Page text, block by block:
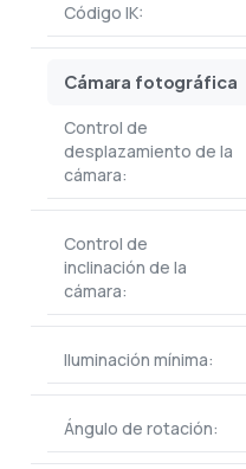
Código IK:
Cámara fotográfica
Control de
desplazamiento de la
cámara:
Control de
inclinación de la
cámara:
Iluminación mínima:
Ángulo de rotación: